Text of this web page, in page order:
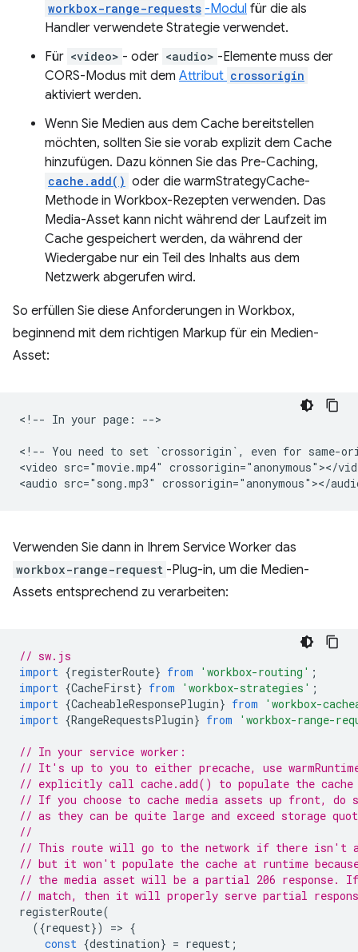
workbox-range-requests -Modul für die als
Handler verwendete Strategie verwendet.
Für <video> - oder <audio> -Elemente muss der
CORS-Modus mit dem Attribut crossorigin
aktiviert werden.
Wenn Sie Medien aus dem Cache bereitstellen
möchten, sollten Sie sie vorab explizit dem Cache
hinzufügen. Dazu können Sie das Pre-Caching,
cache.add() oder die warmStrategyCache-
Methode in Workbox-Rezepten verwenden. Das
Media-Asset kann nicht während der Laufzeit im
Cache gespeichert werden, da während der
Wiedergabe nur ein Teil des Inhalts aus dem
Netzwerk abgerufen wird.
So erfüllen Sie diese Anforderungen in Workbox,
beginnend mit dem richtigen Markup für ein Medien-
Asset:
<!-- In your page: -->
<!-- You need to set `crossorigin`, even for same-
<video src="movie.mp4" crossorigin="anonymous"></
Verwenden Sie dann in Ihrem Service Worker das
workbox-range-request -Plug-in, um die Medien-
Assets entsprechend zu verarbeiten:
// sw.js
import {registerRoute} from 'workbox-routing' ;
import {CacheFirst} from 'workbox-strategies' ;
import {CacheableResponsePlugin} from
'workbox-
import {RangeRequestsPlugin} from 'workbox-range-
// In your service worker:
// It's up to you to either precache, use
// explicitly call cache.add() to populate the cache
// If you choose to cache media assets up front, do
// as they can be quite large and exceed storage
//
// This route will go to the network if there isn't a
// but it won't populate the cache at runtime
// the media asset will be a partial 206 response.
// match, then it will properly serve partial
registerRoute(
({request}) => {
const {destination} = request ;